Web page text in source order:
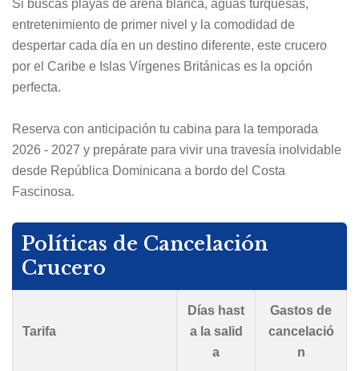
Si buscas playas de arena blanca, aguas turquesas,
entretenimiento de primer nivel y la comodidad de
despertar cada día en un destino diferente, este crucero
por el Caribe e Islas Vírgenes Británicas es la opción
perfecta.
Reserva con anticipación tu cabina para la temporada
2026 - 2027 y prepárate para vivir una travesía inolvidable
desde República Dominicana a bordo del Costa
Fascinosa.
Políticas de Cancelación
Crucero
Tarifa
Días hast
a la salid
a
Gastos de
cancelació
n